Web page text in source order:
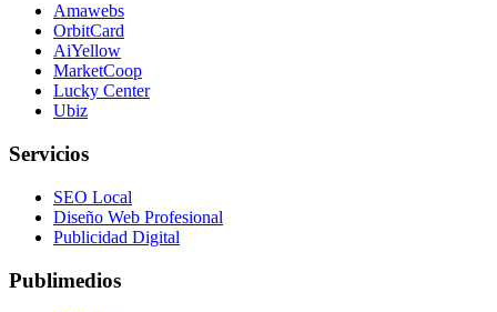
Amawebs
OrbitCard
AiYellow
MarketCoop
Lucky Center
Ubiz
Servicios
SEO Local
Diseño Web Profesional
Publicidad Digital
Publimedios